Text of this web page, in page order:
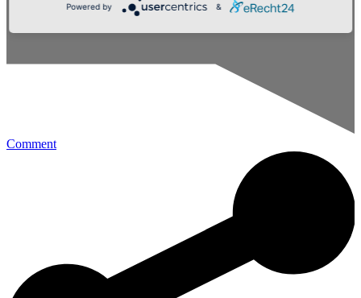
Comment
Powered by &